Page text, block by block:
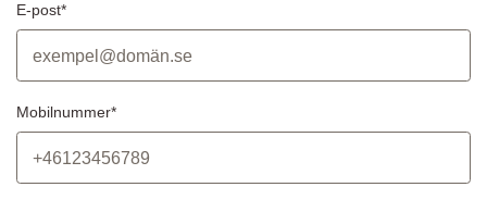
E-post*
Mobilnummer*